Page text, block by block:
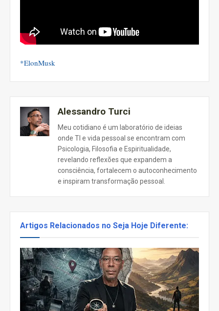
*ElonMusk
Alessandro Turci
Meu cotidiano é um laboratório de ideias
onde TI e vida pessoal se encontram com
Psicologia, Filosofia e Espiritualidade,
revelando reflexões que expandem a
consciência, fortalecem o autoconhecimento
e inspiram transformação pessoal.
Artigos Relacionados no Seja Hoje Diferente: